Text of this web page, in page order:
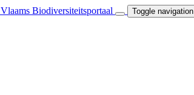
Vlaams Biodiversiteitsportaal Toggle navigation